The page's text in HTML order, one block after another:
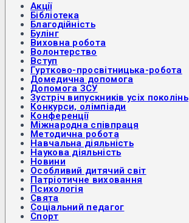
Акції
Бібліотека
Благодійність
Булінг
Виховна робота
Волонтерство
Вступ
Гуртково-просвітницька-робота
Домедична допомога
Допомога ЗСУ
Зустріч випускників усіх поколінь
Конкурси, олімпіади
Конференції
Міжнародна співпраця
Методична робота
Навчальна діяльність
Наукова діяльність
Новини
Особливий дитячий світ
Патріотичне виховання
Психологія
Свята
Соціальний педагог
Спорт